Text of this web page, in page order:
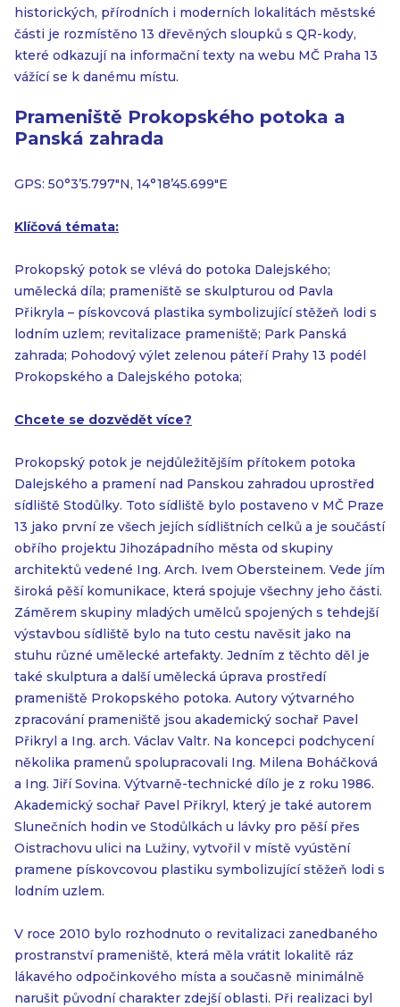
historických, přírodních i moderních lokalitách městské
části je rozmístěno 13 dřevěných sloupků s QR-kody,
které odkazují na informační texty na webu MČ Praha 13
vážící se k danému místu.
Prameniště Prokopského potoka a
Panská zahrada
GPS: 50°3’5.797″N, 14°18’45.699″E
Klíčová témata:
Prokopský potok se vlévá do potoka Dalejského;
umělecká díla; prameniště se skulpturou od Pavla
Přikryla – pískovcová plastika symbolizující stěžeň lodi s
lodním uzlem; revitalizace prameniště; Park Panská
zahrada; Pohodový výlet zelenou páteří Prahy 13 podél
Prokopského a Dalejského potoka;
Chcete se dozvědět více?
Prokopský potok je nejdůležitějším přítokem potoka
Dalejského a pramení nad Panskou zahradou uprostřed
sídliště Stodůlky. Toto sídliště bylo postaveno v MČ Praze
13 jako první ze všech jejích sídlištních celků a je součástí
obřího projektu Jihozápadního města od skupiny
architektů vedené Ing. Arch. Ivem Obersteinem. Vede jím
široká pěší komunikace, která spojuje všechny jeho části.
Záměrem skupiny mladých umělců spojených s tehdejší
výstavbou sídliště bylo na tuto cestu navěsit jako na
stuhu různé umělecké artefakty. Jedním z těchto děl je
také skulptura a další umělecká úprava prostředí
prameniště Prokopského potoka. Autory výtvarného
zpracování prameniště jsou akademický sochař Pavel
Přikryl a Ing. arch. Václav Valtr. Na koncepci podchycení
několika pramenů spolupracovali Ing. Milena Boháčková
a Ing. Jiří Sovina. Výtvarně-technické dílo je z roku 1986.
Akademický sochař Pavel Přikryl, který je také autorem
Slunečních hodin ve Stodůlkách u lávky pro pěší přes
Oistrachovu ulici na Lužiny, vytvořil v místě vyústění
pramene pískovcovou plastiku symbolizující stěžeň lodi s
lodním uzlem.
V roce 2010 bylo rozhodnuto o revitalizaci zanedbaného
prostranství prameniště, která měla vrátit lokalitě ráz
lákavého odpočinkového místa a současně minimálně
narušit původní charakter zdejší oblasti. Při realizaci byl